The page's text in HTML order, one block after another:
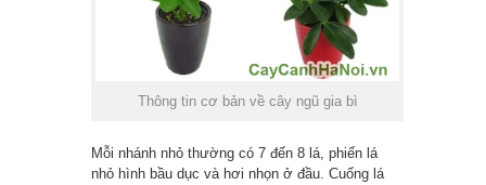
Thông tin cơ bản về cây ngũ gia bì
Mỗi nhánh nhỏ thường có 7 đến 8 lá, phiến lá
nhỏ hình bầu dục và hơi nhọn ở đầu. Cuống lá